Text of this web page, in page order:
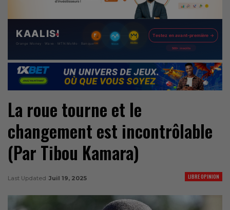
La roue tourne et le
changement est incontrôlable
(Par Tibou Kamara)
LIBRE OPINION
Last Updated Juil 19, 2025